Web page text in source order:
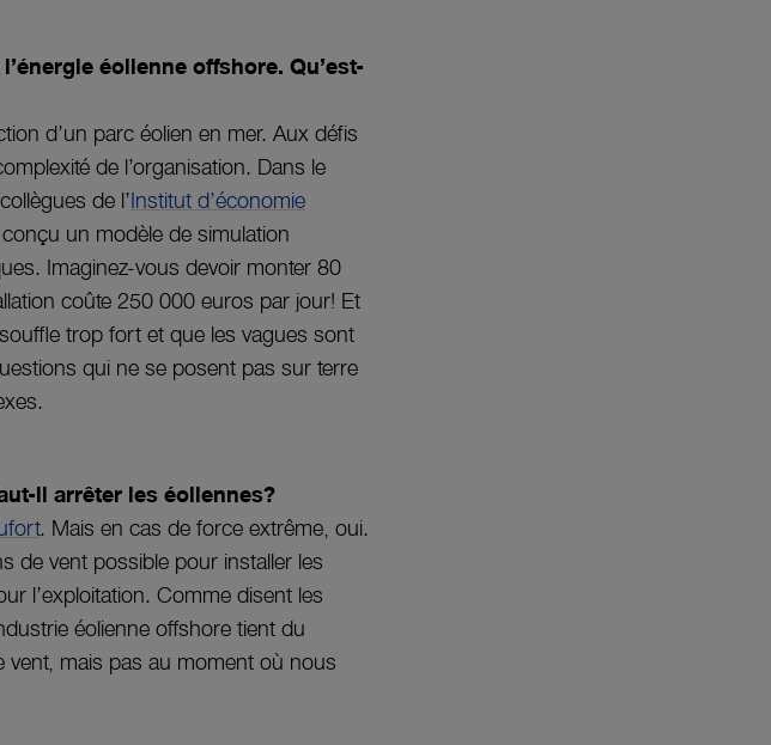
éolienne offshore. Qu’est-
d’un parc éolien en mer. Aux défis
de l’organisation. Dans le
de l’Institut d’économie
un modèle de simulation
Imaginez-vous devoir monter 80
coûte 250 000 euros par jour! Et
trop fort et que les vagues sont
qui ne se posent pas sur terre
il arrêter les éoliennes?
. Mais en cas de force extrême, oui.
de vent possible pour installer les
l’exploitation. Comme disent les
éolienne offshore tient du
vent, mais pas au moment où nous